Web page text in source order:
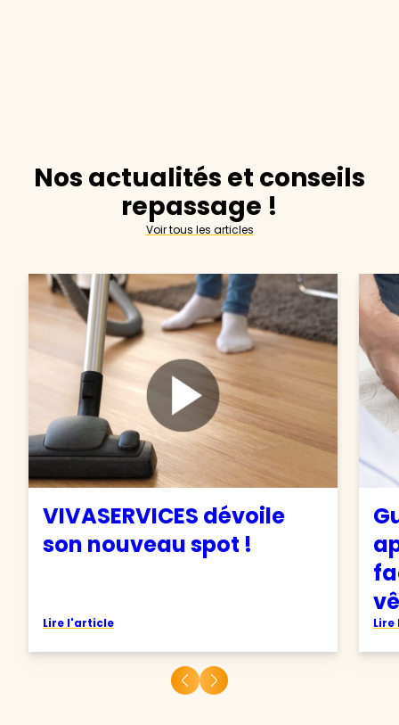
Nos actualités et conseils
repassage !
Voir tous les articles
VIVASERVICES dévoile
son nouveau spot !
Lire l'article